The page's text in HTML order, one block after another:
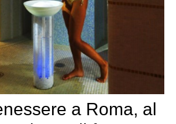
a Roma, al